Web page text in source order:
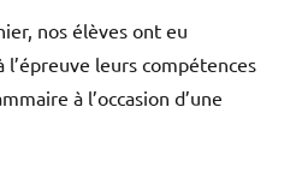
nos élèves ont eu
leurs compétences
à l’occasion d’une